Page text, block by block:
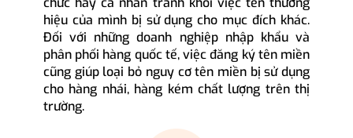
hiệu của mình bị sử dụng cho mục đích khác.
Đối với những doanh nghiệp nhập khẩu và
phân phối hàng quốc tế, việc đăng ký tên miền
cũng giúp loại bỏ nguy cơ tên miền bị sử dụng
cho hàng nhái, hàng kém chất lượng trên thị
trường.